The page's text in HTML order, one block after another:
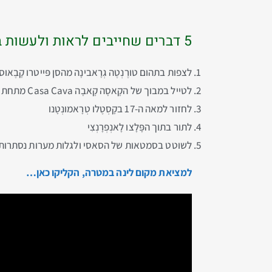
5 דברים שחייבים לראות ולעשות במאטרה
לצפות בתהום טורֶנְטֶה גְרָאבינָה מהסן פּייטרו
לטייל במבוך של הקָאסָה קָאבָה Casa Cava מתחת לקתדרלה דֶלָה בְּרוּנָה
לחזור למאה ה-17 בקָסְטֶלו טְרָאמונְטָנו
לתור בתוך הפָּלָצו לָאנְפְרָנְצִי
לשוטט בסמטאות של הסאסי ולגלות מערות
למציאת מקום לינה במטרה, הקליקו כאן…